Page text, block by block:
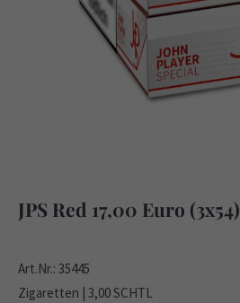
JPS Red 17,00 Euro (3x54)
Art.Nr.: 35445
Zigaretten | 3,00 SCHTL